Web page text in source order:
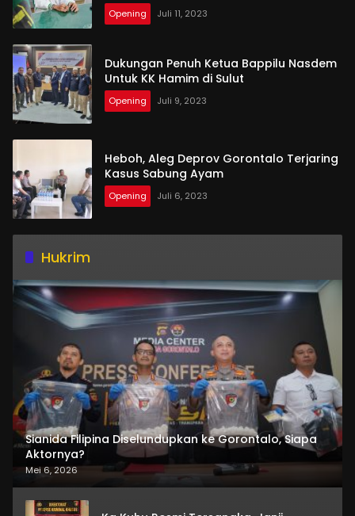
Opening Juli 11, 2023
Dukungan Penuh Ketua Bappilu Nasdem
Untuk KK Hamim di Sulut
Opening Juli 9, 2023
Heboh, Aleg Deprov Gorontalo Terjaring
Kasus Sabung Ayam
Opening Juli 6, 2023
Hukrim
Sianida Filipina Diselundupkan ke Gorontalo, Siapa
Aktornya?
Mei 6, 2026